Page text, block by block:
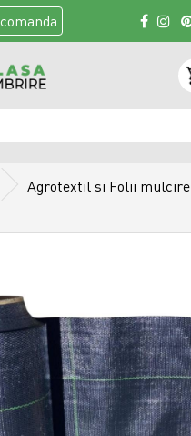
comanda
Agrotextil si Folii mulcire